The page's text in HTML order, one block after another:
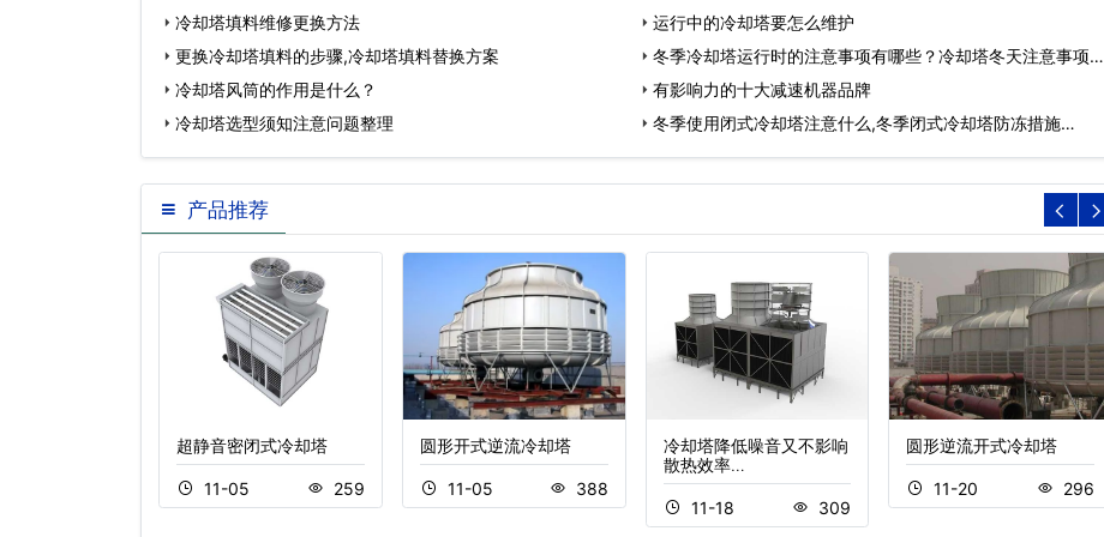
冷却塔填料维修更换方法
运行中的冷却塔要怎么维护
更换冷却塔填料的步骤,冷却塔填料替换方案
冬季冷却塔运行时的注意事项有哪些？冷却塔冬天注意事项…
冷却塔风筒的作用是什么？
有影响力的十大减速机器品牌
冷却塔选型须知注意问题整理
冬季使用闭式冷却塔注意什么,冬季闭式冷却塔防冻措施…
产品推荐
超静音密闭式冷却塔
11-05 259
圆形开式逆流冷却塔
11-05 388
冷却塔降低噪音又不影响
散热效率…
11-18 309
圆形逆流开式冷却塔
11-20 296